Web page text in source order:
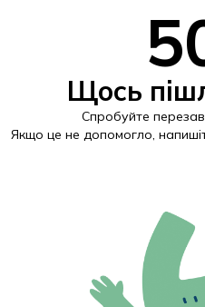
Щось
Спробуйте
Якщо це не допомогло,